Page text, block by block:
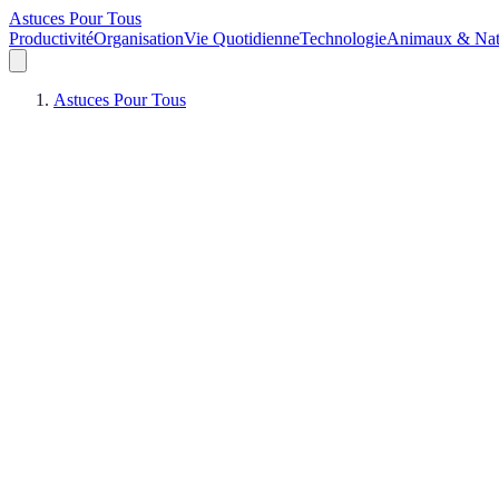
Astuces Pour Tous
ProductivitéOrganisationVie QuotidienneTechnologieAnimaux &
Astuces Pour Tous